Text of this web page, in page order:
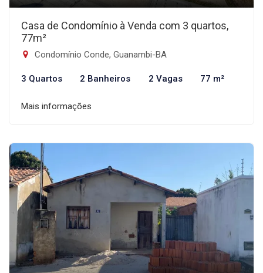
Casa de Condomínio à Venda com 3 quartos,
77m²
Condomínio Conde, Guanambi-BA
3 Quartos 2 Banheiros 2 Vagas 77 m²
Mais informações